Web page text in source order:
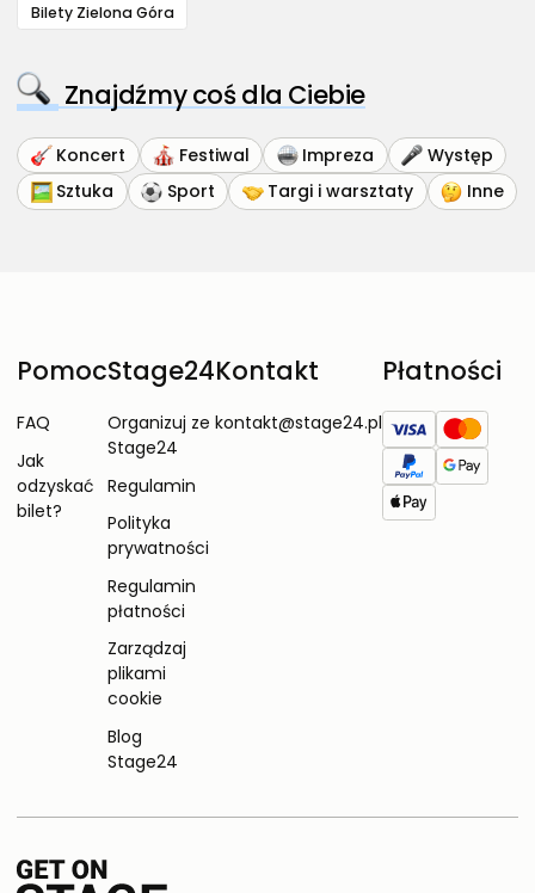
Bilety Zielona Góra
Znajdźmy coś dla Ciebie
Koncert Festiwal Impreza
Występ
Sztuka
Sport Targi i warsztaty Inne
Pomoc
FAQ
Jak
odzyskać
bilet?
Stage24
Organizuj ze
Stage24
Regulamin
Polityka
prywatności
Regulamin
płatności
Zarządzaj
plikami
cookie
Blog
Stage24
Kontakt
kontakt@stage24.pl
Płatności